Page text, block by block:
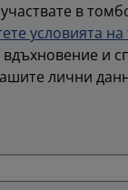
в
условията
и
лични